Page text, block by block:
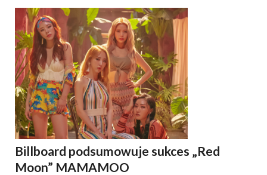
Billboard podsumowuje sukces „Red
Moon” MAMAMOO